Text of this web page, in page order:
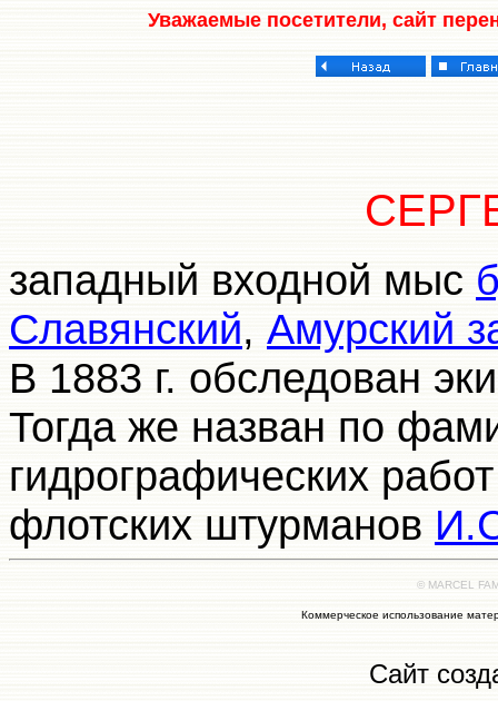
Уважаемые посетители, сайт
западный входной мыс
Славянский, Амурский
В 1883 г. обследован
Тогда же назван по
гидрографических
флотских штурманов
© MARCEL
Коммерческое использование
Сайт